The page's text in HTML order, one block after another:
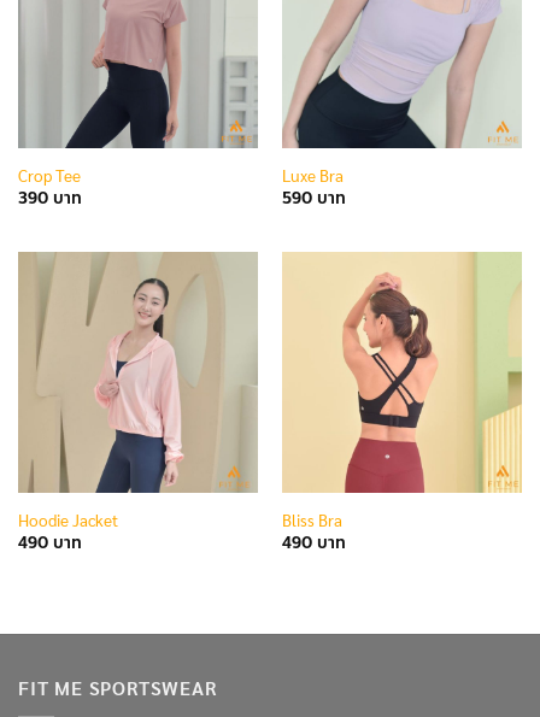
Crop Tee
390
Luxe Bra
590
Hoodie Jacket
490
Bliss Bra
490
FIT ME SPORTSWEAR